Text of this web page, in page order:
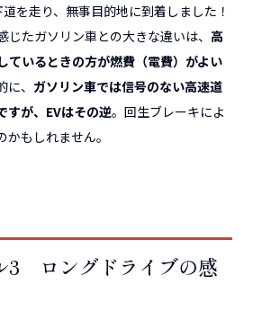
を走り、無事目的地に到着しました！
たガソリン車との大きな違いは、 高
ているときの方が燃費（電費）がよい
、 ガソリン車では信号のない高速道
すが、EVはその逆。回生ブレーキによ
もしれません。
3 ロングドライブの感